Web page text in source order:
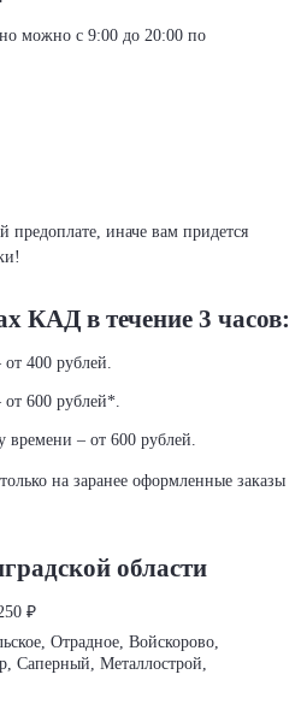
можно с 9:00 до 20:00 по
иначе вам придется
КАД в течение 3 часов:
400 рублей.
600 рублей*.
времени – от 600 рублей.
на заранее оформленные заказы
области
₽
Отрадное, Войскорово,
Саперный, Металлострой,